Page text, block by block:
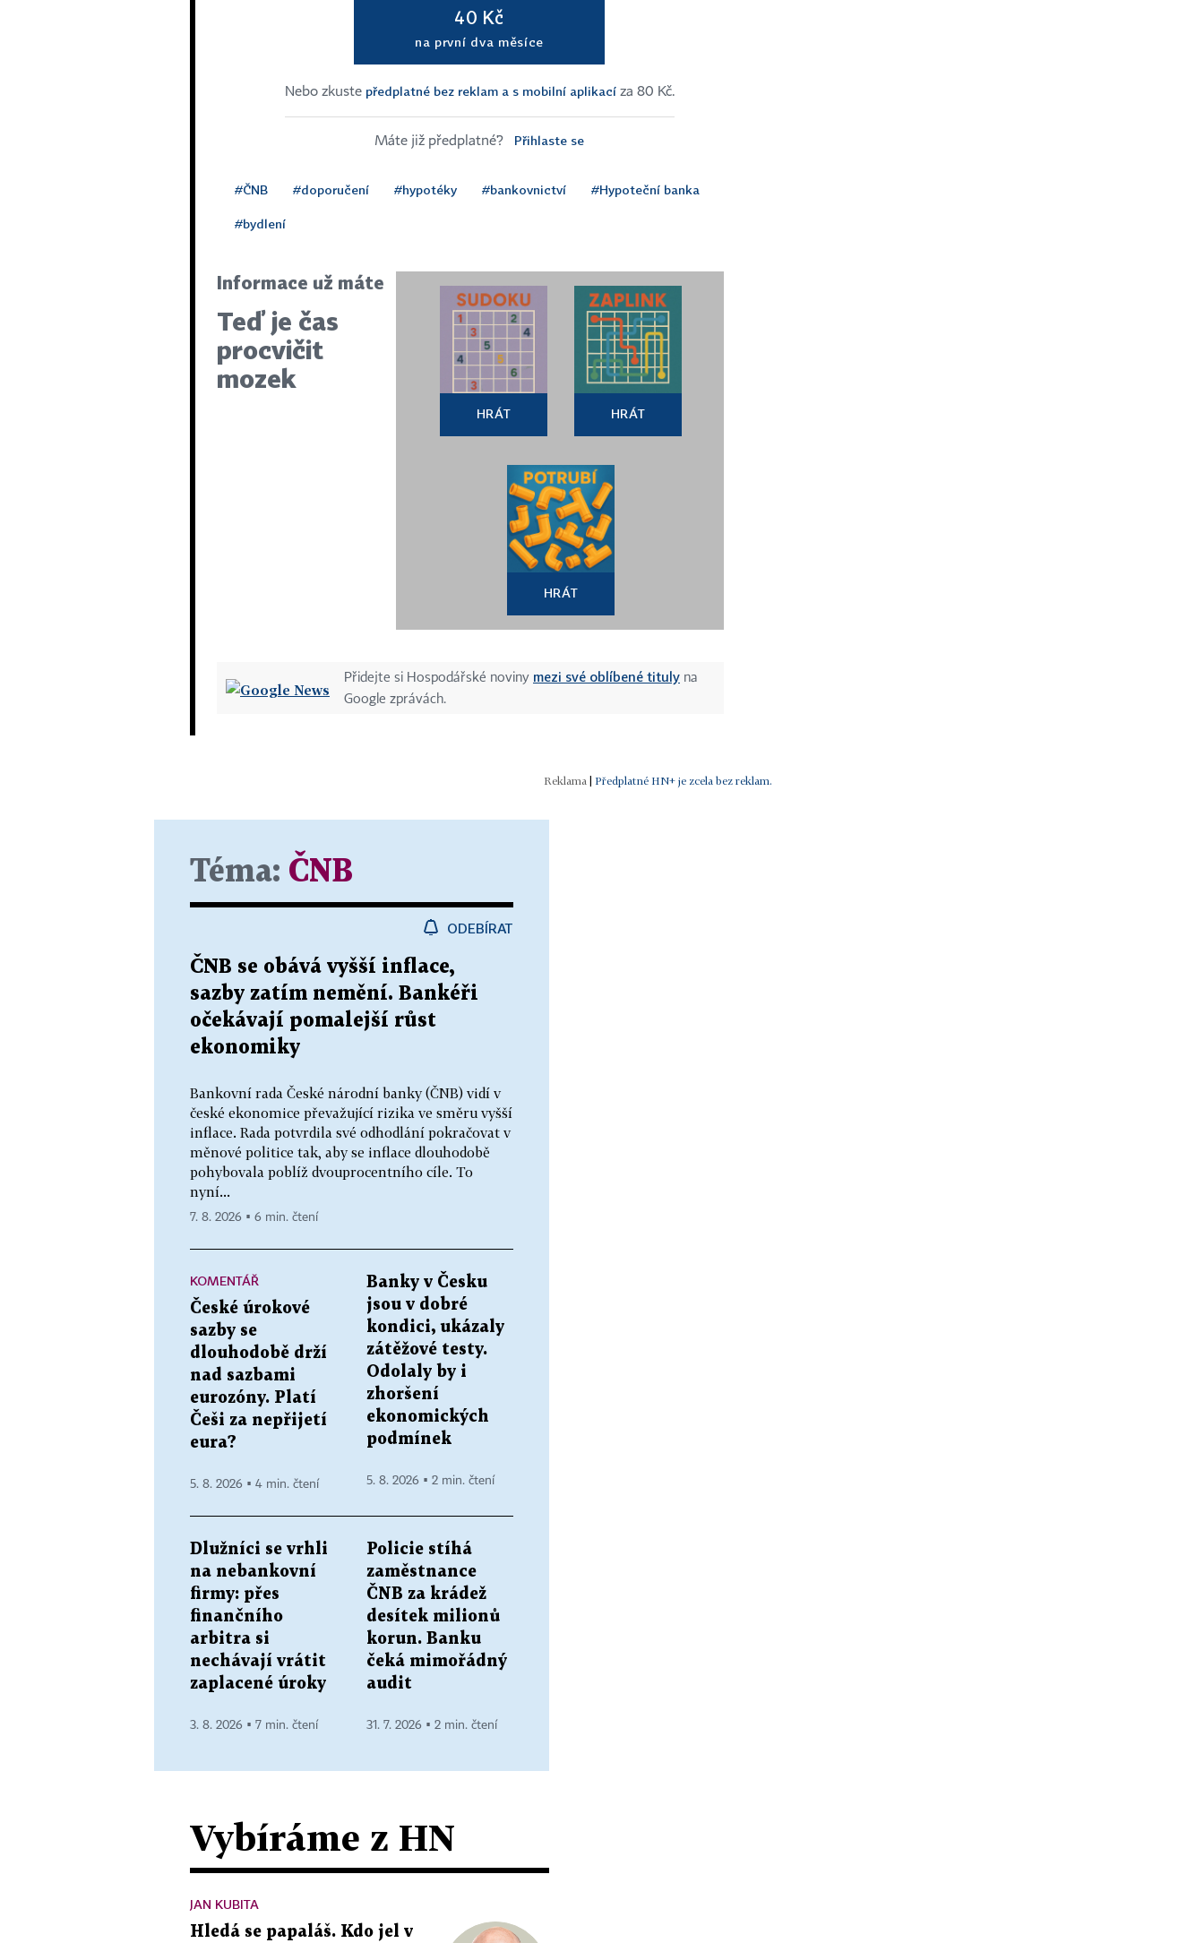
40 Kč
na první dva měsíce
Nebo zkuste předplatné bez reklam a s mobilní aplikacíza 80 Kč.
Máte již předplatné? Přihlaste se
#ČNB #doporučení #hypotéky #bankovnictví #Hypoteční banka
#bydlení
Informace už máte
Teď je čas
procvičit
mozek
HRÁT HRÁT
HRÁT
Přidejte si Hospodářské noviny mezi své oblíbené tituly na
Google zprávách.
| Předplatné HN+ je zcela bez reklam.
Téma: ČNB
ODEBÍRAT
ČNB se obává vyšší inflace,
sazby zatím nemění. Bankéři
očekávají pomalejší růst
ekonomiky
Bankovní rada České národní banky (ČNB) vidí v
české ekonomice převažující rizika ve směru vyšší
inflace. Rada potvrdila své odhodlání pokračovat v
měnové politice tak, aby se inflace dlouhodobě
pohybovala poblíž dvouprocentního cíle. To
nyní...
7. 8. 2026 ▪ 6 min. čtení
KOMENTÁŘ
České úrokové
sazby se
dlouhodobě drží
nad sazbami
eurozóny. Platí
Češi za nepřijetí
eura?
5. 8. 2026 ▪ 4 min. čtení
Banky v Česku
jsou v dobré
kondici, ukázaly
zátěžové testy.
Odolaly by i
zhoršení
ekonomických
podmínek
5. 8. 2026 ▪ 2 min. čtení
Dlužníci se vrhli
na nebankovní
firmy: přes
finančního
arbitra si
nechávají vrátit
zaplacené úroky
3. 8. 2026 ▪ 7 min. čtení
Policie stíhá
zaměstnance
ČNB za krádež
desítek milionů
korun. Banku
čeká mimořádný
audit
31. 7. 2026 ▪ 2 min. čtení
Vybíráme z HN
JAN KUBITA
Hledá se papaláš. Kdo jel v